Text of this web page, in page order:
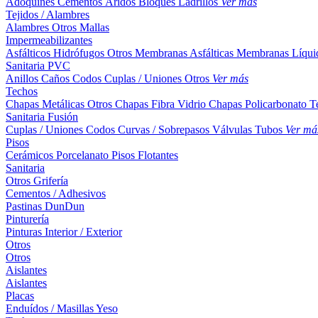
Tejidos / Alambres
Alambres Otros Mallas
Impermeabilizantes
Asfálticos Hidrófugos Otros Membranas Asfálticas Membranas
Sanitaria PVC
Anillos Caños Codos Cuplas / Uniones Otros Ver más
Techos
Chapas Metálicas Otros Chapas Fibra Vidrio Chapas Policarbonato
Sanitaria Fusión
Cuplas / Uniones Codos Curvas / Sobrepasos Válvulas Tubos Ver
Pisos
Cerámicos Porcelanato Pisos Flotantes
Sanitaria
Otros Grifería
Cementos / Adhesivos
Pastinas DunDun
Pinturería
Pinturas Interior / Exterior
Otros
Otros
Aislantes
Aislantes
Placas
Enduídos / MasillasYeso